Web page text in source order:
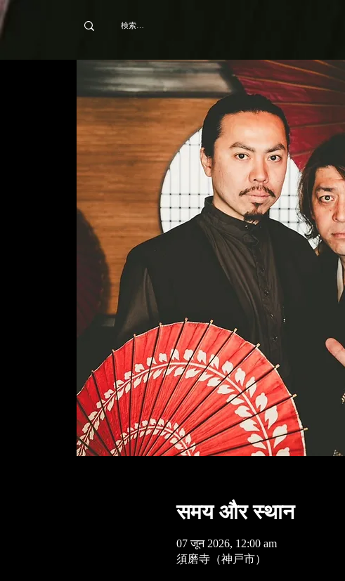
समय और स्थान
07 जून 2026, 12:00 am
須磨寺（神戸市）